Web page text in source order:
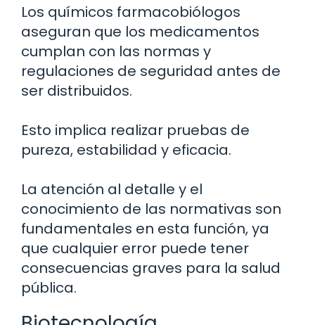
Los químicos farmacobiólogos
aseguran que los medicamentos
cumplan con las normas y
regulaciones de seguridad antes de
ser distribuidos.
Esto implica realizar pruebas de
pureza, estabilidad y eficacia.
La atención al detalle y el
conocimiento de las normativas son
fundamentales en esta función, ya
que cualquier error puede tener
consecuencias graves para la salud
pública.